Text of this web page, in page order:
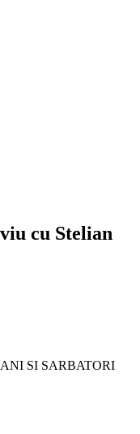
cu Stelian
SI SARBATORI